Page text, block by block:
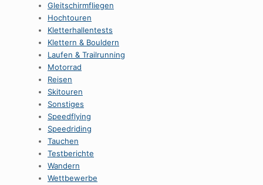
Gleitschirmfliegen
Hochtouren
Kletterhallentests
Klettern & Bouldern
Laufen & Trailrunning
Motorrad
Reisen
Skitouren
Sonstiges
Speedflying
Speedriding
Tauchen
Testberichte
Wandern
Wettbewerbe